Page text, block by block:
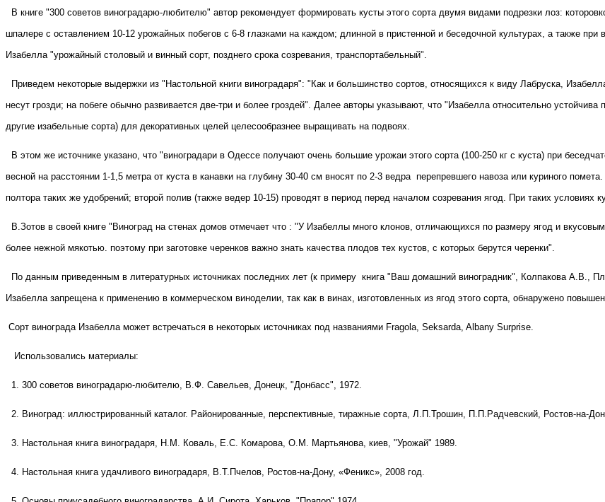
В книге "300 советов виноградарю-любителю" автор рекомендует формировать кусты этого сорта двумя видами подрезки лоз:
шпалере с оставлением 10-12 урожайных побегов с 6-8 глазками на каждом; длинной в пристенной и беседочной культурах, а также
Изабелла "урожайный столовый и винный сорт, позднего срока созревания, транспортабельный".
Приведем некоторые выдержки из "Настольной книги виноградаря": "Как и большинство сортов, относящихся к виду Лабруска,
несут грозди; на побеге обычно развивается две-три и более гроздей". Далее авторы указывают, что "Изабелла относительно
другие изабельные сорта) для декоративных целей целесообразнее выращивать на подвоях.
В этом же источнике указано, что "виноградари в Одессе получают очень большие урожаи этого сорта (100-250 кг с куста) при
весной на расстоянии 1-1,5 метра от куста в канавки на глубину 30-40 см вносят по 2-3 ведра перепревшего навоза или куриного
полтора таких же удобрений; второй полив (также ведер 10-15) проводят в период перед началом созревания ягод. При таких условиях
В.Зотов в своей книге "Виноград на стенах домов отмечает что : "У Изабеллы много клонов, отличающихся по размеру ягод и
более нежной мякотью. поэтому при заготовке черенков важно знать качества плодов тех кустов, с которых берутся черенки".
По данным приведенным в литературных источниках последних лет (к примеру книга "Ваш домашний виноградник", Колпакова А.В.,
Изабелла запрещена к применению в коммерческом виноделии, так как в винах, изготовленных из ягод этого сорта, обнаружено
Сорт винограда Изабелла может встречаться в некоторых источниках под названиями Fragola, Seksarda, Albany Surprise.
Использовались материалы:
1. 300 советов виноградарю-любителю, В.Ф. Савельев, Донецк, "Донбасс", 1972.
2. Виноград: иллюстрированный каталог. Районированные, перспективные, тиражные сорта, Л.П.Трошин, П.П.Радчевский, Ростов-на-
3. Настольная книга виноградаря, Н.М. Коваль, Е.С. Комарова, О.М. Мартьянова, киев, "Урожай" 1989.
4. Настольная книга удачливого виноградаря, В.Т.Пчелов, Ростов-на-Дону, «Феникс», 2008 год.